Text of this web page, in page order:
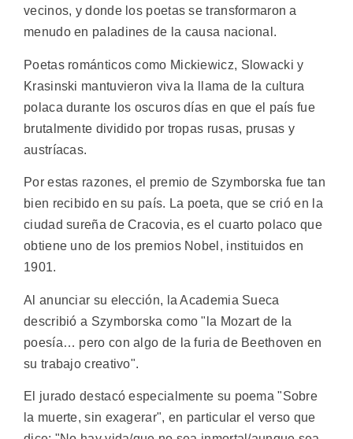
vecinos, y donde los poetas se transformaron a
menudo en paladines de la causa nacional.
Poetas románticos como Mickiewicz, Slowacki y
Krasinski mantuvieron viva la llama de la cultura
polaca durante los oscuros días en que el país fue
brutalmente dividido por tropas rusas, prusas y
austríacas.
Por estas razones, el premio de Szymborska fue tan
bien recibido en su país. La poeta, que se crió en la
ciudad sureña de Cracovia, es el cuarto polaco que
obtiene uno de los premios Nobel, instituidos en
1901.
Al anunciar su elección, la Academia Sueca
describió a Szymborska como "la Mozart de la
poesía… pero con algo de la furia de Beethoven en
su trabajo creativo".
El jurado destacó especialmente su poema "Sobre
la muerte, sin exagerar", en particular el verso que